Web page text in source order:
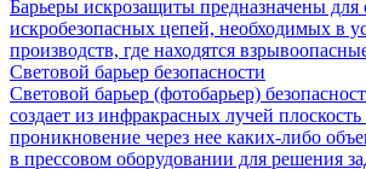
Барьеры искрозащиты предназначены для
искробезопасных цепей, необходимых в
производств, где находятся
Световой барьер безопасности
Световой барьер (фотобарьер)
создает из инфракрасных лучей
проникновение через нее каких-либо
в прессовом оборудовании для решения